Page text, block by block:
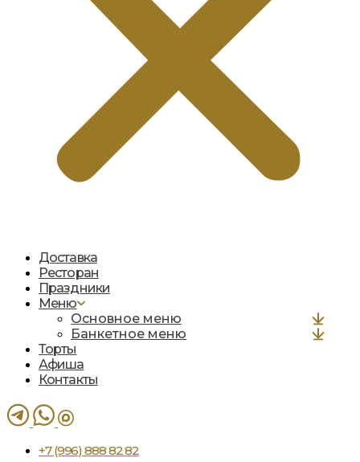
Доставка
Ресторан
Праздники
Меню
Основное меню
Банкетное меню
Торты
Афиша
Контакты
+7 (996) 888 82 82